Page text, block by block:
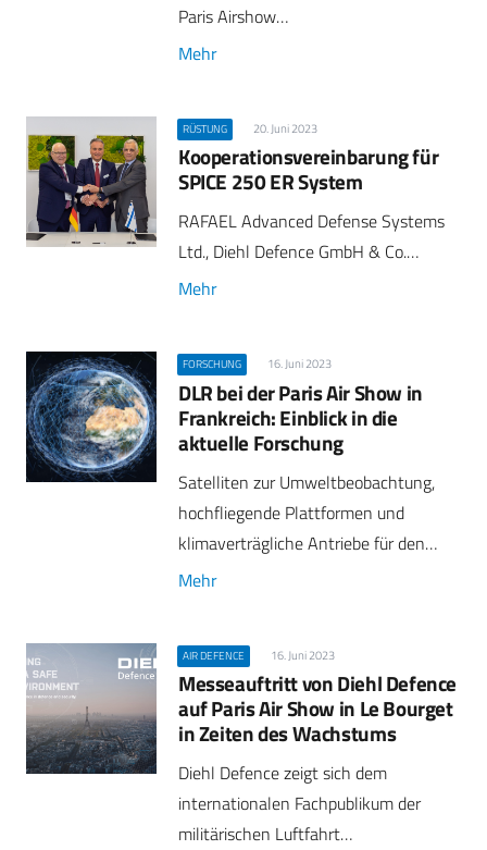
Paris Airshow…
Mehr
RÜSTUNG 20. Juni 2023
Kooperationsvereinbarung für
SPICE 250 ER System
RAFAEL Advanced Defense Systems
Ltd., Diehl Defence GmbH & Co.…
Mehr
FORSCHUNG 16. Juni 2023
DLR bei der Paris Air Show in
Frankreich: Einblick in die
aktuelle Forschung
Satelliten zur Umweltbeobachtung,
hochfliegende Plattformen und
klimaverträgliche Antriebe für den…
Mehr
AIR DEFENCE 16. Juni 2023
Messeauftritt von Diehl Defence
auf Paris Air Show in Le Bourget
in Zeiten des Wachstums
Diehl Defence zeigt sich dem
internationalen Fachpublikum der
militärischen Luftfahrt…